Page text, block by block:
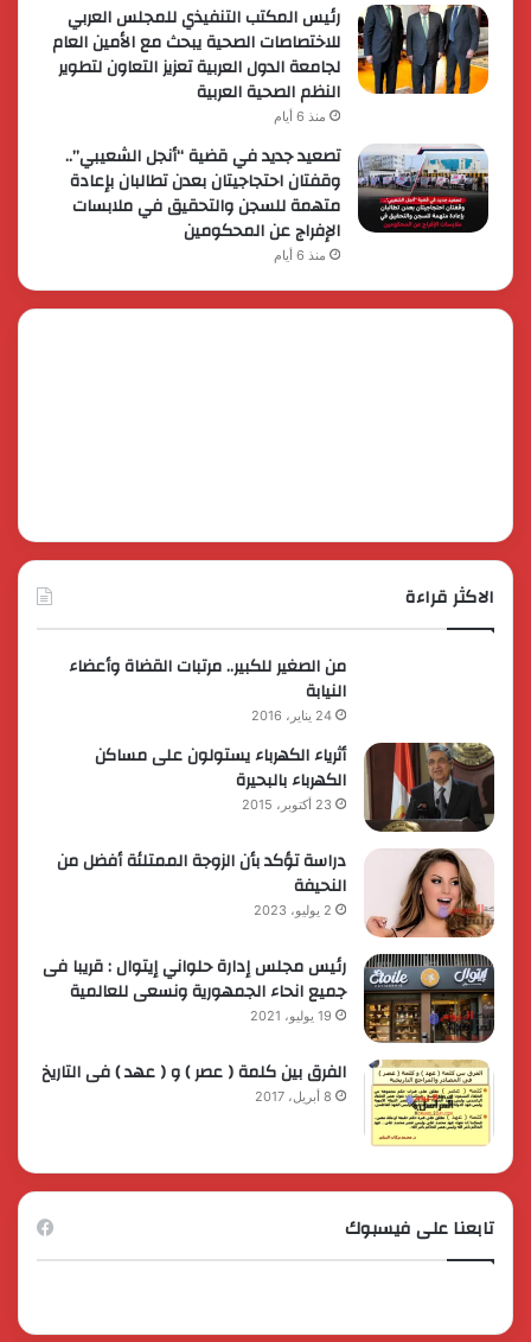
رئيس المكتب التنفيذي للمجلس العربي
للاختصاصات الصحية يبحث مع الأمين العام
لجامعة الدول العربية تعزيز التعاون لتطوير
النظم الصحية العربية
منذ 6 أيام
تصعيد جديد في قضية “أنجل الشعيبي”..
وقفتان احتجاجيتان بعدن تطالبان بإعادة
متهمة للسجن والتحقيق في ملابسات
الإفراج عن المحكومين
منذ 6 أيام
الاكثر قراءة
من الصغير للكبير.. مرتبات القضاة وأعضاء
النيابة
24 يناير، 2016
أثرياء الكهرباء يستولون على مساكن
الكهرباء بالبحيرة
23 أكتوبر، 2015
دراسة تؤكد بأن الزوجة الممتلئة أفضل من
النحيفة
2 يوليو، 2023
رئيس مجلس إدارة حلواني إيتوال : قريبا فى
جميع انحاء الجمهورية ونسعى للعالمية
19 يوليو، 2021
الفرق بين كلمة ( عصر ) و ( عهد ) فى التاريخ
8 أبريل، 2017
تابعنا على فيسبوك